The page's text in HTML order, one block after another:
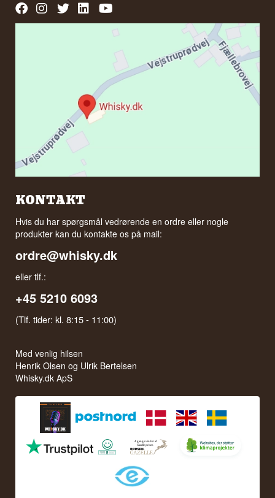
KONTAKT
Hvis du har spørgsmål vedrørende en ordre eller nogle
produkter kan du kontakte os på mail:
ordre@whisky.dk
eller tlf.:
+45 5210 6093
(Tlf. tider: kl. 8:15 - 11:00)
Med venlig hilsen
Henrik Olsen og Ulrik Bertelsen
Whisky.dk ApS